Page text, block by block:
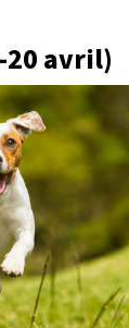
20 avril)